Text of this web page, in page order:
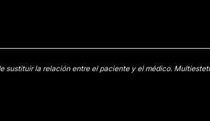
sustituir la relación entre el paciente y el médico.